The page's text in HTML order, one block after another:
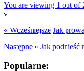
You are viewing 1 out of
v
« Wcześniejsze Jak
Następne » Jak podnieść
Popularne: